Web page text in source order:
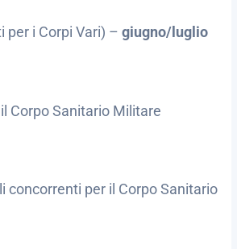
per i Corpi Vari) – giugno/luglio
Corpo Sanitario Militare
concorrenti per il Corpo Sanitario